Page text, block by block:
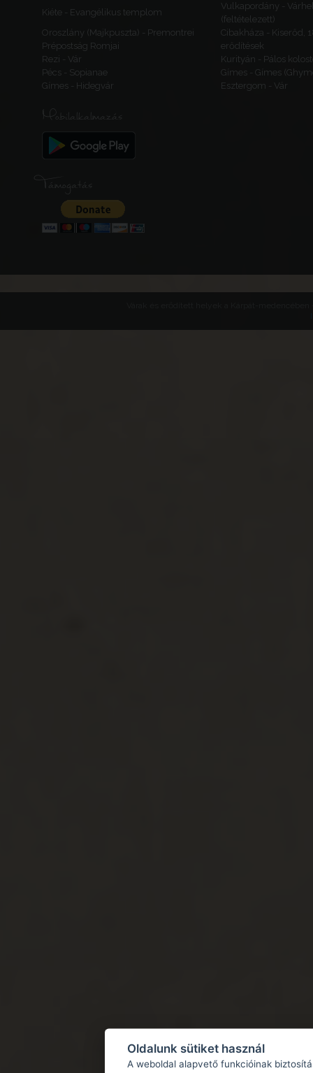
Kiéte - Evangélikus templom
Vulkapordány -
(feltételezett)
Oroszlány (Majkpuszta) - Premontrei
Prépostság Romjai
Cibakháza - Kiserőd,
erődítések
Rezi - Vár
Kurityán - Pálos
Pécs - Sopianae
Gímes - Gímes
Gímes - Hidegvár
Esztergom - Vár
Mobilalkalmazás
Támogatás
Oldalunk sütiket használ
A weboldal alapvető funkcióinak